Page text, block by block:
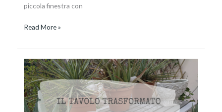
piccola finestra con
Read More »
Relooking
di
un
tavolo